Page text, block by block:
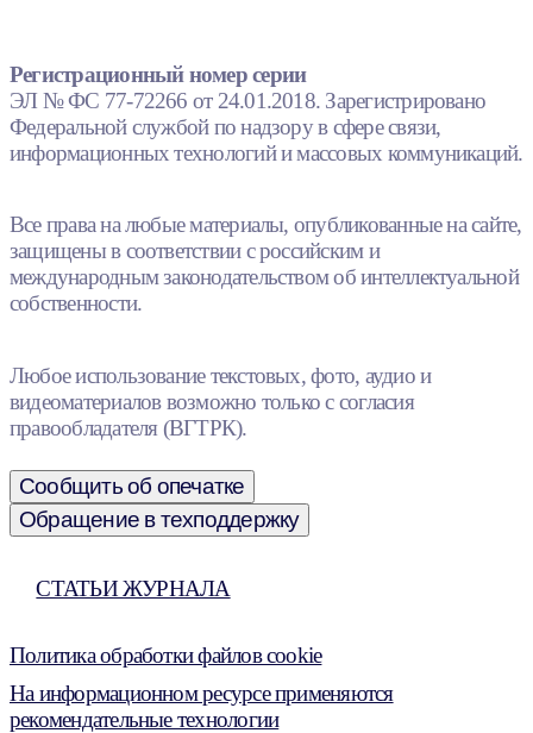
Регистрационный номер серии
ЭЛ № ФС 77-72266 от 24.01.2018. Зарегистрировано
Федеральной службой по надзору в сфере связи,
информационных технологий и массовых коммуникаций.
Все права на любые материалы, опубликованные на сайте,
защищены в соответствии с российским и
международным законодательством об интеллектуальной
собственности.
Любое использование текстовых, фото, аудио и
видеоматериалов возможно только с согласия
правообладателя (ВГТРК).
Сообщить об опечатке
Обращение в техподдержку
СТАТЬИ ЖУРНАЛА
Политика обработки файлов cookie
На информационном ресурсе применяются
рекомендательные технологии